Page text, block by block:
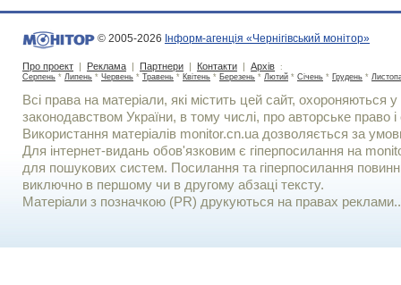
© 2005-2026 Інформ-агенція «Чернігівський монітор»
Про проект | Реклама | Партнери | Контакти | Архів :
Серпень * Липень * Червень * Травень * Квітень * Березень * Лютий * Січень * Грудень *
Всі права на матеріали, які містить цей сайт, охороняються у
законодавством України, в тому числі, про авторське право і
Використання матерiалiв monitor.cn.ua дозволяється за
Для iнтернет-видань обов'язковим є гiперпосилання на
для пошукових систем. Посилання та гіперпосилання
виключно в першому чи в другому абзаці тексту.
Матеріали з позначкою (PR) друкуються на правах реклами..